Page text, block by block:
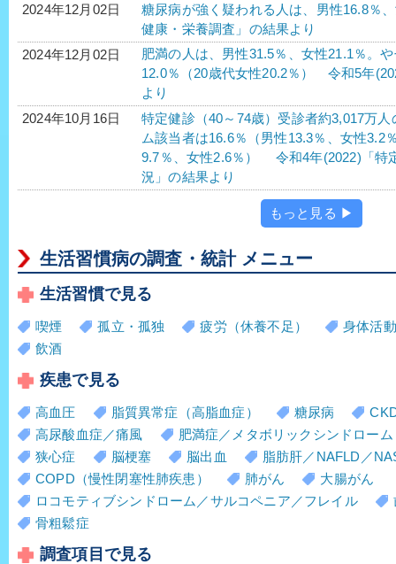
2024年12月02日
糖尿病が強く疑われる人は、男性16.8％
健康・栄養調査」の結果より
2024年12月02日
肥満の人は、男性31.5％、女性21.1％。
12.0％（20歳代女性20.2％） 令和5年
より
2024年10月16日
特定健診（40～74歳）受診者約3,017万
ム該当者は16.6％（男性13.3％、女性3.2
9.7％、女性2.6％） 令和4年(2022)「特
況」の結果より
もっと見る ▶
生活習慣病の調査・統計 メニュー
生活習慣で見る
喫煙 孤立・孤独 疲労（休養不足）
身体活
飲酒
疾患で見る
高血圧 脂質異常症（高脂血症） 糖尿病
高尿酸血症／痛風
肥満症／メタボリックシンドローム
狭心症
脳梗塞 脳出血
脂肪肝／NAFLD／
COPD（慢性閉塞性肺疾患）
肺がん
大腸がん
ロコモティブシンドローム／サルコペニア／フレイル
骨粗鬆症
調査項目で見る